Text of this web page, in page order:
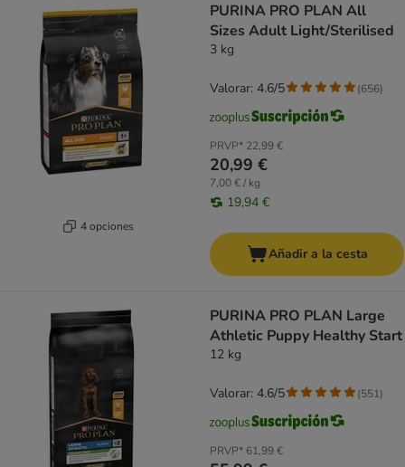
4 opciones
PURINA PRO PLAN All
Sizes Adult Light/Sterilised
3 kg
PRVP* 22,99 €
20,99 €
7,00 € / kg
19,94 €
Valorar: 4.6/5 (656)
Añadir a la cesta
PURINA PRO PLAN Large
Athletic Puppy Healthy Start
12 kg
PRVP* 61,99 €
Valorar: 4.6/5 (551)